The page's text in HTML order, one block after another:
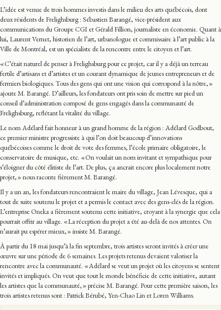
L’idée est venue de trois hommes investis dans le milieu des arts québécois, dont
deux résidents de Frelighsburg : Sébastien Barangé, vice-président aux
communications du Groupe CGI et Gérald Fillion, journaliste en économie. Quant à
lui, Laurent Vernet, historien de l’art, urbanologue et commissaire à l’art public à la
Ville de Montréal, est un spécialiste de la rencontre entre le citoyen et l’art.
« C’était naturel de penser à Frelighsburg pour ce projet, car il y a déjà un terreau
fertile d’artisans et d’artistes et un courant dynamique de jeunes entrepreneurs et de
fermiers biologiques. Tous des gens qui ont une vision qui correspond à la nôtre, »
ajoute M. Barangé. D’ailleurs, les fondateurs ont pris soin de mettre sur pied un
conseil d’administration composé de gens engagés dans la communauté de
Frelighsburg, reflétant la vitalité du village.
Le nom Adélard fait honneur à un grand homme de la région : Adélard Godbout,
ce premier ministre progressiste à qui l’on doit beaucoup d’innovations
québécoises comme le droit de vote des femmes, l’école primaire obligatoire, le
conservatoire de musique, etc. « On voulait un nom invitant et sympathique pour
s’éloigner du côté élitiste de l’art. De plus, ça ancrait encore plus localement notre
projet, » nous raconte fièrement M. Barangé.
Il y a un an, les fondateurs rencontraient le maire du village, Jean Lévesque, qui a
tout de suite soutenu le projet et a permis le contact avec des gens-clés de la région.
L’entreprise Oneka a fièrement soutenu cette initiative, croyant à la synergie que cela
pourrait offrir au village. « La réception du projet a été au-delà de nos attentes. On
n’aurait pu espérer mieux, » insiste M. Barangé.
À partir du 18 mai jusqu’à la fin septembre, trois artistes seront invités à créer une
œuvre sur une période de 6 semaines. Les projets retenus devaient valoriser la
rencontre avec la communauté. « Adélard se veut un projet où les citoyens se sentent
invités et impliqués. On veut que tout le monde bénéficie de cette initiative, autant
les artistes que la communauté, » précise M. Barangé. Pour cette première saison, les
trois artistes retenus sont : Patrick Bérubé, Yen-Chao Lin et Loren Williams.